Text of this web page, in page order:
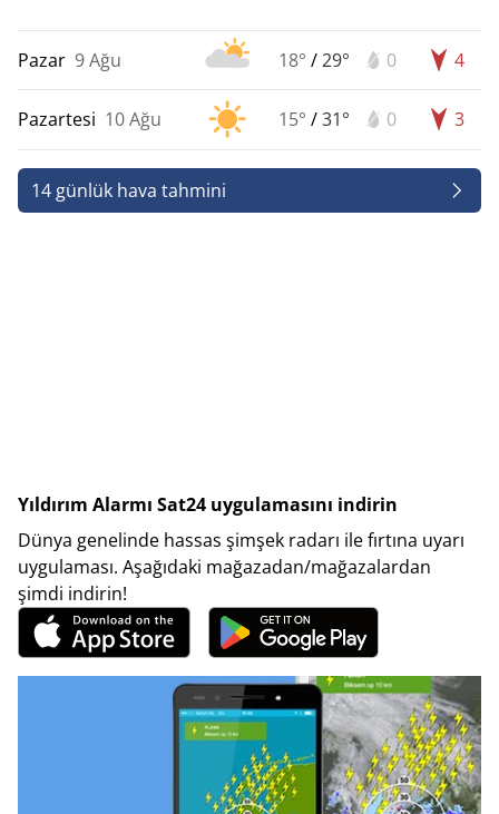
Pazar 9 Ağu 18° /29° 0 4
Pazartesi 10 Ağu 15° /31° 0 3
14 günlük hava tahmini
Yıldırım Alarmı Sat24 uygulamasını indirin
Dünya genelinde hassas şimşek radarı ile fırtına uyarı
uygulaması. Aşağıdaki mağazadan/mağazalardan
şimdi indirin!